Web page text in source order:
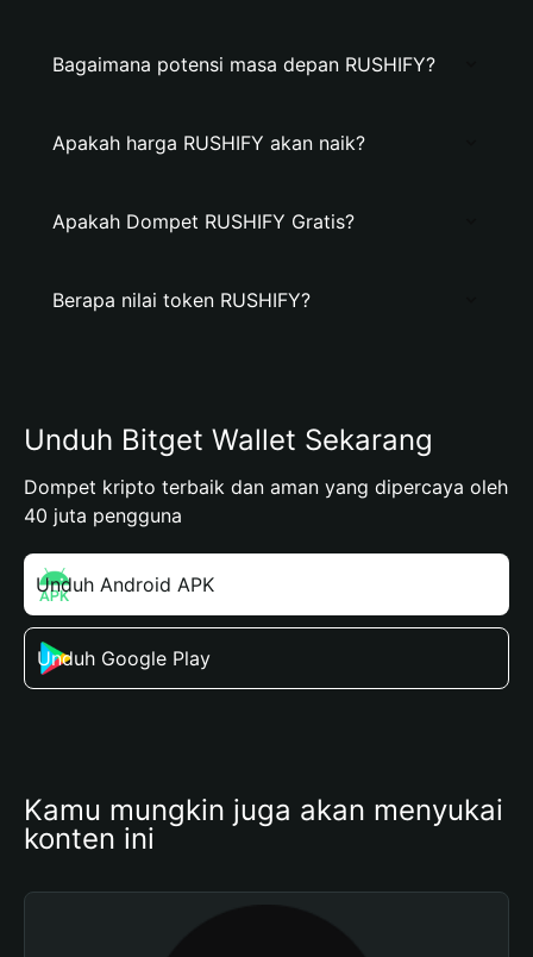
Bagaimana potensi masa depan RUSHIFY?
Apakah harga RUSHIFY akan naik?
Apakah Dompet RUSHIFY Gratis?
Berapa nilai token RUSHIFY?
Unduh Bitget Wallet Sekarang
Dompet kripto terbaik dan aman yang dipercaya oleh
40 juta pengguna
Unduh Android APK
Unduh Google Play
Kamu mungkin juga akan menyukai
konten ini